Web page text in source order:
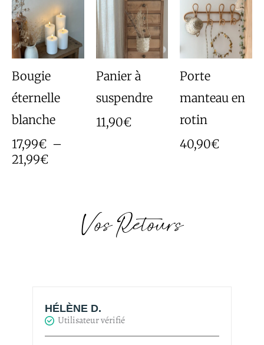
Bougie
éternelle
blanche
17,99€ –
21,99€
de
prix :
17,99€
à
21,99€
Panier à
suspendre
11,90€
Porte
manteau en
rotin
40,90€
Vos Retours
HÉLÈNE D.
Utilisateur vérifié